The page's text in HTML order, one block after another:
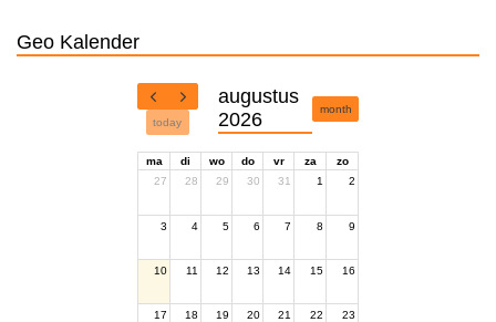
Geo Kalender
today
augustus
2026
month
ma di wo do vr za
zo
27
28 29 30 31 1 2
3 4 5 6 7 8 9
10 11 12 13 14 15 16
17 18 19 20 21 22 23